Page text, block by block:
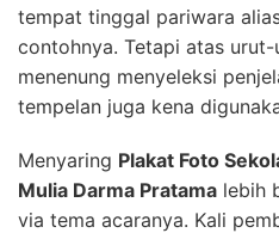
tempat tinggal pariwara
contohnya. Tetapi atas
menenung menyeleksi
tempelan juga kena
Menyaring Plakat Foto
Mulia Darma Pratama lebih
via tema acaranya. Kali